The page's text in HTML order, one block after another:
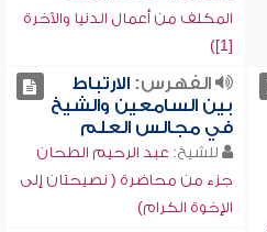
المكلف من أعمال الدنيا والآخرة
[1])
الفهرس:الارتباط
بين السامعين والشيخ
في مجالس العلم
للشيخ: عبد الرحيم الطحان
جزء من محاضرة ( نصيحتان إلى
الإخوة الكرام)